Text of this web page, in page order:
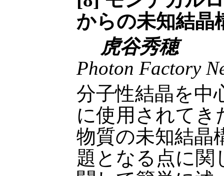
からの未知結晶
虎谷秀穂
Photon Factory
分子性結晶を中
に使用されてき
物質の未知結晶
題となる点に関